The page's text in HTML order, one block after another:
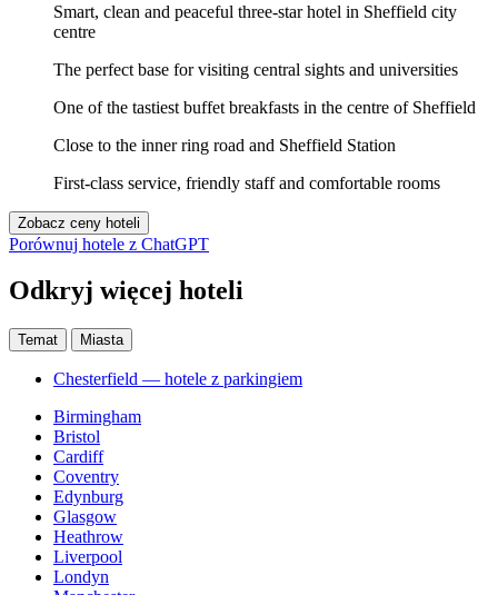
Smart, clean and peaceful three-star hotel in Sheffield city
centre
The perfect base for visiting central sights and universities
One of the tastiest buffet breakfasts in the centre of Sheffield
Close to the inner ring road and Sheffield Station
First-class service, friendly staff and comfortable rooms
Zobacz ceny hoteli
Porównuj hotele z ChatGPT
Odkryj więcej hoteli
Temat Miasta
Chesterfield — hotele z parkingiem
Birmingham
Bristol
Cardiff
Coventry
Edynburg
Glasgow
Heathrow
Liverpool
Londyn